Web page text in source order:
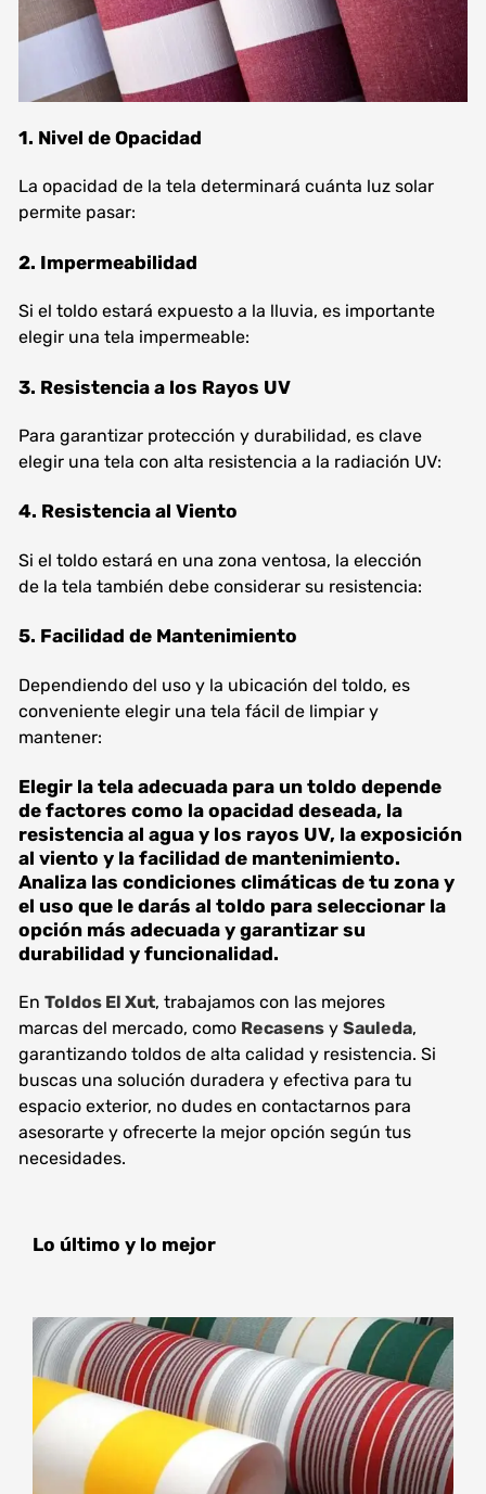
1. Nivel de Opacidad
La opacidad de la tela determinará cuánta luz solar
permite pasar:
2. Impermeabilidad
Si el toldo estará expuesto a la lluvia, es importante
elegir una tela impermeable:
3. Resistencia a los Rayos UV
Para garantizar protección y durabilidad, es clave
elegir una tela con alta resistencia a la radiación UV:
4. Resistencia al Viento
Si el toldo estará en una zona ventosa, la elección
de la tela también debe considerar su resistencia:
5. Facilidad de Mantenimiento
Dependiendo del uso y la ubicación del toldo, es
conveniente elegir una tela fácil de limpiar y
mantener:
Elegir la tela adecuada para un toldo depende
de factores como la opacidad deseada, la
resistencia al agua y los rayos UV, la exposición
al viento y la facilidad de mantenimiento.
Analiza las condiciones climáticas de tu zona y
el uso que le darás al toldo para seleccionar la
opción más adecuada y garantizar su
durabilidad y funcionalidad.
En Toldos El Xut, trabajamos con las mejores
marcas del mercado, como Recasensy Sauleda,
garantizando toldos de alta calidad y resistencia. Si
buscas una solución duradera y efectiva para tu
espacio exterior, no dudes en contactarnos para
asesorarte y ofrecerte la mejor opción según tus
necesidades.
Lo último y lo mejor